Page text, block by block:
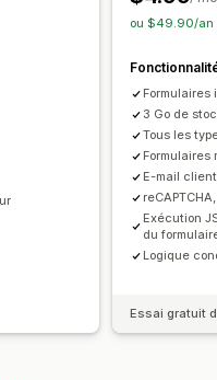
de formulaires
CAPTCHA
ou $49.90/an
Formulaires
3 Go de
Tous les
E-mail
Exécution
du
Logique
Essai gratuit